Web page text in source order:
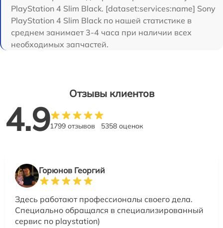
PlayStation 4 Slim Black. [dataset:services:name] Sony
PlayStation 4 Slim Black по нашей статистике в
среднем занимает 3-4 часа при наличии всех
необходимых запчастей.
Отзывы клиентов
4.91799 отзывов 5358 оценок
Горюнов Георгий
Здесь работают профессионалы своего дела.
Специально обращался в специализированный
сервис по playstation)